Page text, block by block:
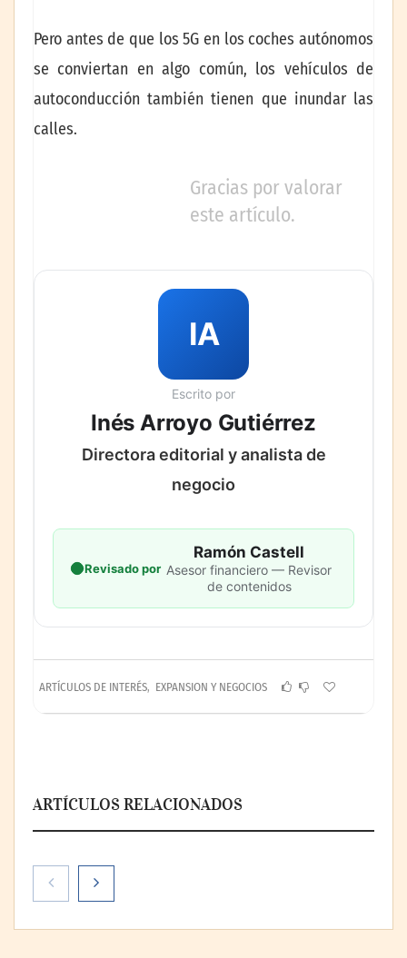
Pero antes de que los 5G en los coches autónomos
se conviertan en algo común, los vehículos de
autoconducción también tienen que inundar las
calles.
Gracias por valorar
este artículo.
IA
Escrito por
Inés Arroyo Gutiérrez
Directora editorial y analista de
negocio
Revisado por
Ramón Castell
Asesor financiero — Revisor
de contenidos
ARTÍCULOS DE INTERÉS, EXPANSION Y NEGOCIOS
ARTÍCULOS RELACIONADOS